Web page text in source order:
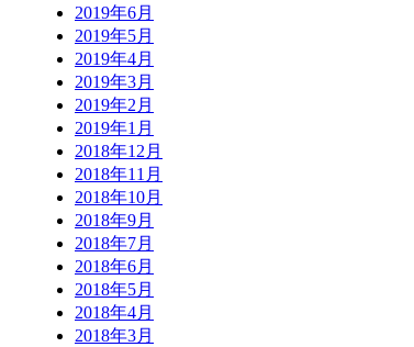
2019年6月
2019年5月
2019年4月
2019年3月
2019年2月
2019年1月
2018年12月
2018年11月
2018年10月
2018年9月
2018年7月
2018年6月
2018年5月
2018年4月
2018年3月